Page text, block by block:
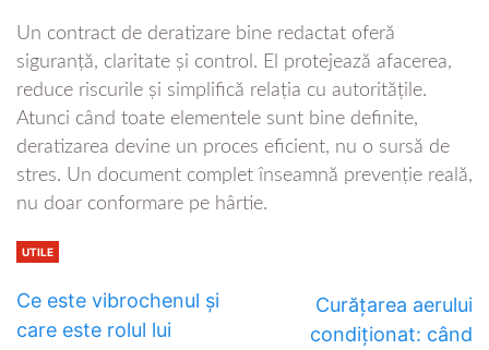
Un contract de deratizare bine redactat oferă
siguranță, claritate și control. El protejează afacerea,
reduce riscurile și simplifică relația cu autoritățile.
Atunci când toate elementele sunt bine definite,
deratizarea devine un proces eficient, nu o sursă de
stres. Un document complet înseamnă prevenție reală,
nu doar conformare pe hârtie.
UTILE
Ce este vibrochenul și
care este rolul lui
Curățarea aerului
condiționat: când